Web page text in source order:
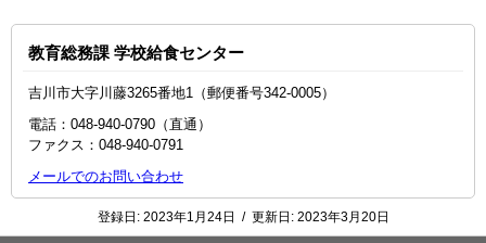
教育総務課 学校給食センター
吉川市大字川藤3265番地1（郵便番号342-0005）
電話：048-940-0790（直通）
ファクス：048-940-0791
メールでのお問い合わせ
登録日: 2023年1月24日 / 更新日: 2023年3月20日